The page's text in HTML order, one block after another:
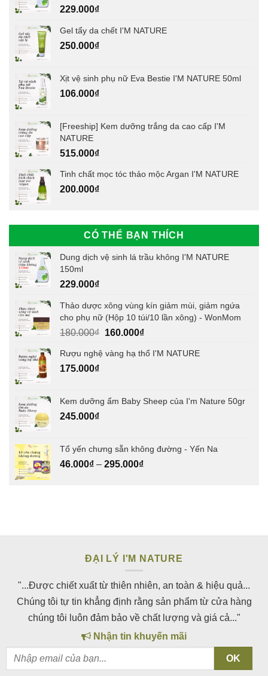
229.000₫
Gel tẩy da chết I'M NATURE
250.000₫
Xịt vệ sinh phụ nữ Eva Bestie I'M NATURE 50ml
106.000₫
[Freeship] Kem dưỡng trắng da cao cấp I'M
NATURE
515.000₫
Tinh chất mọc tóc thảo mộc Argan I'M NATURE
200.000₫
CÓ THỂ BẠN THÍCH
Dung dịch vệ sinh lá trầu không I'M NATURE
150ml
229.000₫
Thảo dược xông vùng kín giảm mùi, giảm ngứa
cho phụ nữ (Hộp 10 túi/10 lần xông) - WonMom
180.000₫ Giá
là:
160.000₫Giá
tại
Rượu nghệ vàng hạ thổ I'M NATURE
175.000₫
Kem dưỡng ẩm Baby Sheep của I'm Nature 50gr
245.000₫
Tổ yến chưng sẵn không đường - Yến Na
46.000₫ – 295.000₫
ĐẠI LÝ I'M NATURE
"...Được chiết xuất từ thiên nhiên, an toàn & hiệu quả...
Chúng tôi tự tin khẳng định rằng sản phẩm từ cửa hàng
chúng tôi luôn đảm bảo về chất lượng và giá cả..."
Nhận tin khuyến mãi